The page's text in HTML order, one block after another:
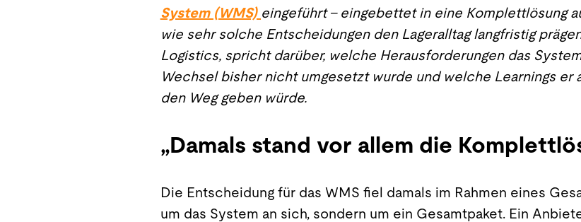
System (WMS) eingeführt – eingebettet in eine Komplettlösung
wie sehr solche Entscheidungen den Lageralltag langfristig
Logistics, spricht darüber, welche Herausforderungen das
Wechsel bisher nicht umgesetzt wurde und welche Learnings er
den Weg geben würde.
„Damals stand vor allem die
Die Entscheidung für das WMS fiel damals im Rahmen eines
um das System an sich, sondern um ein Gesamtpaket. Ein